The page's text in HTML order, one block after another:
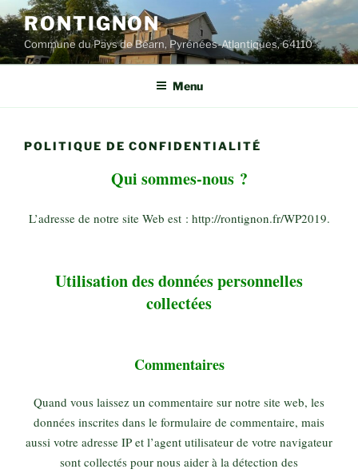
Aller
au
contenu
principal
RONTIGNON
Commune du Pays de Béarn, Pyrénées-Atlantiques, 64110
Menu
POLITIQUE DE CONFIDENTIALITÉ
Qui sommes-nous ?
L’adresse de notre site Web est : http://rontignon.fr/WP2019.
Utilisation des données personnelles
collectées
Commentaires
Quand vous laissez un commentaire sur notre site web, les
données inscrites dans le formulaire de commentaire, mais
aussi votre adresse IP et l’agent utilisateur de votre navigateur
sont collectés pour nous aider à la détection des